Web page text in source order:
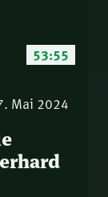
53:55
Mai 2024